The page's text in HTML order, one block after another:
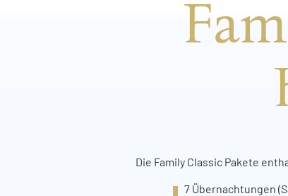
Die Family Classic Pakete
7 Übernachtungen